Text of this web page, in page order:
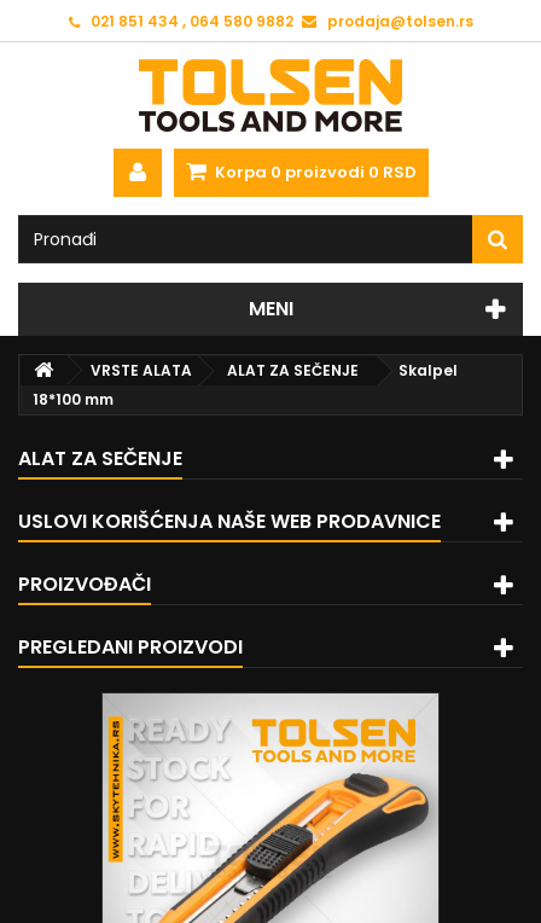
021 851 434 , 064 580 9882 prodaja@tolsen.rs
Korpa 0 proizvodi 0 RSD
MENI
VRSTE ALATA ALAT ZA SEČENJE
Skalpel
18*100 mm
ALAT ZA SEČENJE
USLOVI KORIŠĆENJA NAŠE WEB PRODAVNICE
PROIZVOĐAČI
PREGLEDANI PROIZVODI